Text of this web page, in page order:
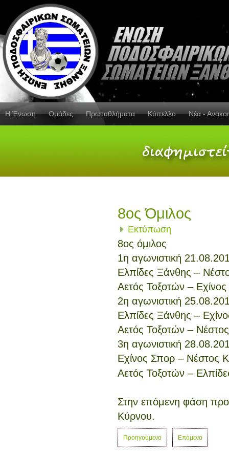
Η Ένωση Ομάδες Πρωταθλήματα Κύπελλο Νέα -
8ος Όμιλος
Εκτύπωση
8ος όμιλος
1η αγωνιστική
Ελπίδες Ξάνθης –
Αετός Τοξοτών –
2η αγωνιστική
Ελπίδες Ξάνθης –
Αετός Τοξοτών –
3η αγωνιστική
Εχίνος Σπορ – Νέστος
Αετός Τοξοτών –
Στην επόμενη φάση
Κύρνου.
Προηγούμενο Επόμενο